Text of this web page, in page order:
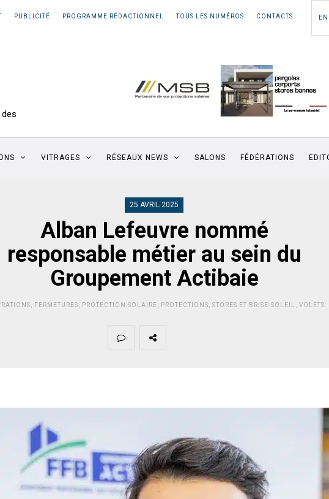
PUBLICITÉ PROGRAMME RÉDACTIONNEL TOUS LES NUMÉROS CONTACTS
VITRAGES RÉSEAUX NEWS SALONS FÉDÉRATIONS
25 AVRIL 2025
Alban Lefeuvre nommé
responsable métier au sein du
Groupement Actibaie
FERMETURES PROTECTION SOLAIRE PROTECTIONS STORES ET BRISE-SOLEIL VOLETS